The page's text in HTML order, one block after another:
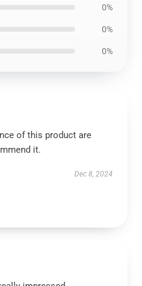
0%
0%
0%
of this product are
it.
Dec 8, 2024